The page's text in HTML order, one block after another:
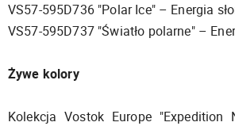
VS57-595D736 "Polar Ice" – Energia
VS57-595D737 "Światło polarne" –
Żywe kolory
Kolekcja Vostok Europe "Expedition